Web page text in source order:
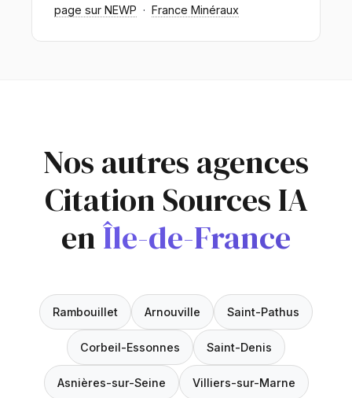
page sur NEWP · France Minéraux
Nos autres agences
Citation Sources IA
enÎle-de-France
Rambouillet Arnouville Saint-Pathus
Corbeil-Essonnes Saint-Denis
Asnières-sur-Seine Villiers-sur-Marne